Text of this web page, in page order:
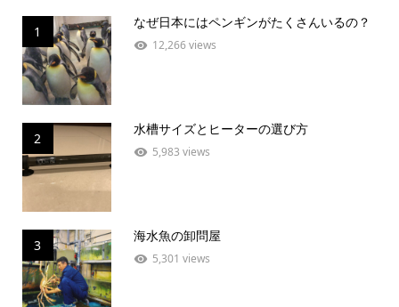
1
なぜ日本にはペンギンがたくさんいるの？
12,266 views
2
水槽サイズとヒーターの選び方
5,983 views
3
海水魚の卸問屋
5,301 views